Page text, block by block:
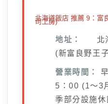
北海道飯店 推薦 9：富
司工房)
地址：
北
(新富良野王
營業時間：
5：00 (1～3
季部分設施休